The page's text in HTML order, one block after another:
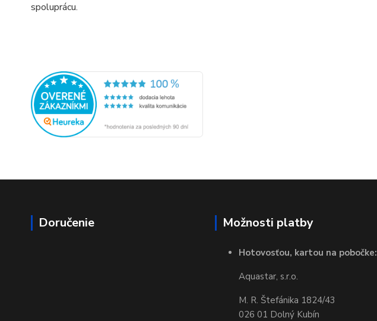
spoluprácu.
Doručenie Možnosti platby
Hotovosťou, kartou na pobočke:
Aquastar, s.r.o.
M. R. Štefánika 1824/43
026 01 Dolný Kubín